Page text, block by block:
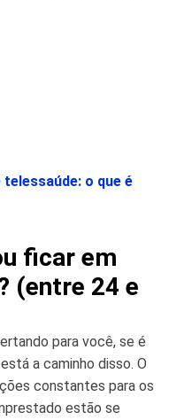
telessaúde: o que é
ficar em
(entre 24 e
para você, se é
a caminho disso. O
constantes para os
estão se